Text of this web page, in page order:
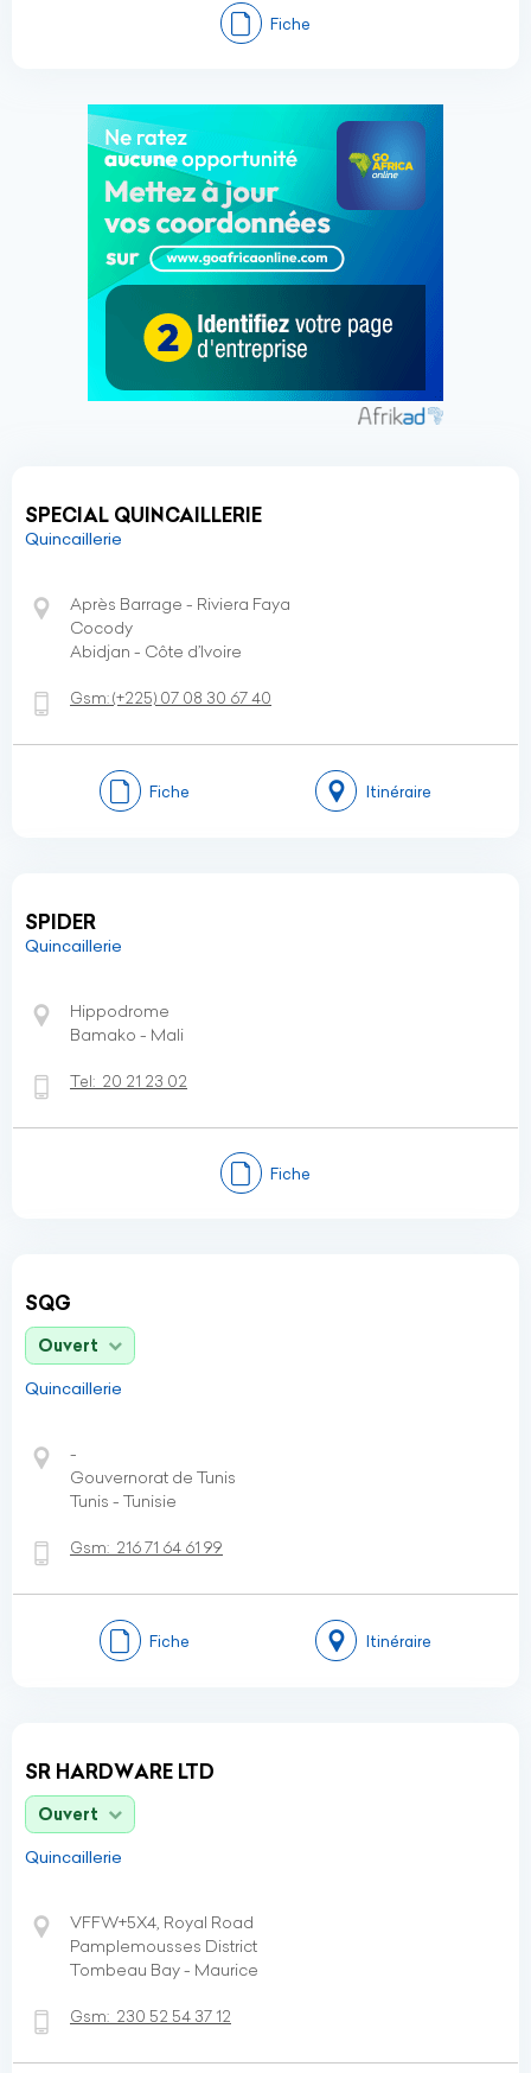
Fiche
SPECIAL QUINCAILLERIE
Quincaillerie
Après Barrage - Riviera Faya
Cocody
Abidjan - Côte d’Ivoire
Gsm:(+225) 07 08 30 67 40
Fiche Itinéraire
SPIDER
Quincaillerie
Hippodrome
Bamako - Mali
Tel: 20 21 23 02
Fiche
SQG
Ouvert
Quincaillerie
-
Gouvernorat de Tunis
Tunis - Tunisie
Gsm: 216 71 64 61 99
Fiche Itinéraire
SR HARDWARE LTD
Ouvert
Quincaillerie
VFFW+5X4, Royal Road
Pamplemousses District
Tombeau Bay - Maurice
Gsm: 230 52 54 37 12